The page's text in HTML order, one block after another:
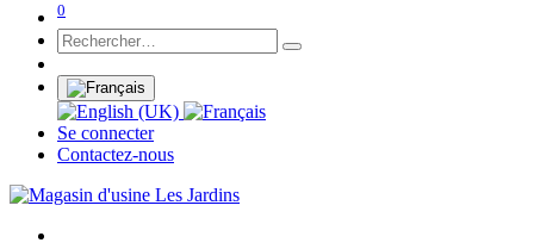
0
Se connecter
Contactez-nous